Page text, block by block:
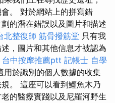
。 對於網站上的拼寫錯
的潛在錯誤以及圖片和描述
北整復師 筋骨撥筋堂 只有我
，圖片和其他信息才被認為
台中按摩推薦ptt 記帳士 自學
用於識別的個人數據的收集
。 這座可以看到鱷魚木乃
的醫療實踐以及尼羅河野生